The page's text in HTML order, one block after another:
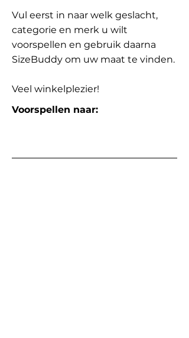
Vul eerst in naar welk geslacht,
categorie en merk u wilt
voorspellen en gebruik daarna
SizeBuddy om uw maat te vinden.
Veel winkelplezier!
Voorspellen naar: